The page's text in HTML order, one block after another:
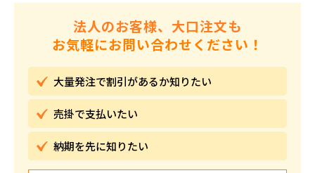
法人のお客様、大口注文も
お気軽にお問い合わせください！
大量発注で割引があるか知りたい
売掛で支払いたい
納期を先に知りたい